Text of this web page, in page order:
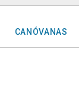
CANÓVANAS